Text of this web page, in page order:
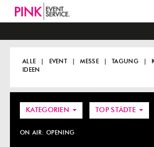
ALLE EVENT MESSE TAGUNG
IDEEN
KATEGORIEN TOP STÄDTE
ON AIR: OPENING